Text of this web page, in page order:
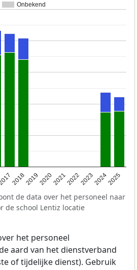
Onbekend
20182019202020212022202320242025
de data over het personeel naar
de school Lentiz locatie
het personeel
aard van het dienstverband
of tijdelijke dienst). Gebruik